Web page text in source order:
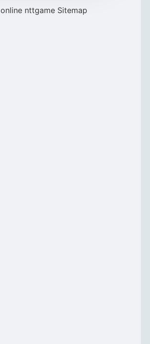
nttgame Sitemap